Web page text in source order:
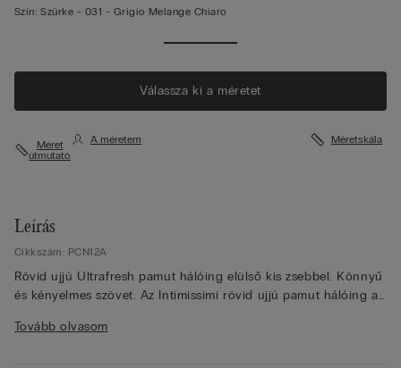
Szín: Szürke - 031 - Grigio Melange Chiaro
Válassza ki a méretet
Méret
útmutató
A méretem Méretskála
Leírás
Cikkszám: PCN12A
Rövid ujjú Ultrafresh pamut hálóing elülső kis zsebbel. Könnyű
és kényelmes szövet. Az Intimissimi rövid ujjú pamut hálóing az
légáteresztő kényelmet nyújt éjszakára praktikus zsebbel. Ez a
Tovább olvasom